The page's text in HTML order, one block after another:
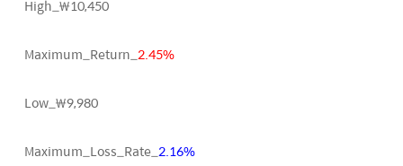
High_₩10,450
Maximum_Return_ 2.45%
Low_₩9,980
Maximum_Loss_Rate_ 2.16%